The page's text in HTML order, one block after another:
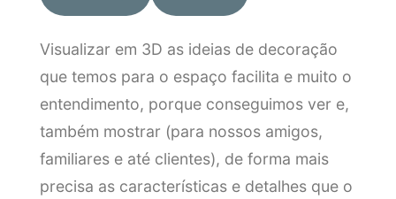
Visualizar em 3D as ideias de decoração
que temos para o espaço facilita e muito o
entendimento, porque conseguimos ver e,
também mostrar (para nossos amigos,
familiares e até clientes), de forma mais
precisa as características e detalhes que o